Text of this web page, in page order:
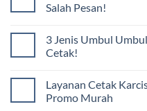
Salah Pesan!
3 Jenis Umbul
Cetak!
Layanan Cetak
Promo Murah